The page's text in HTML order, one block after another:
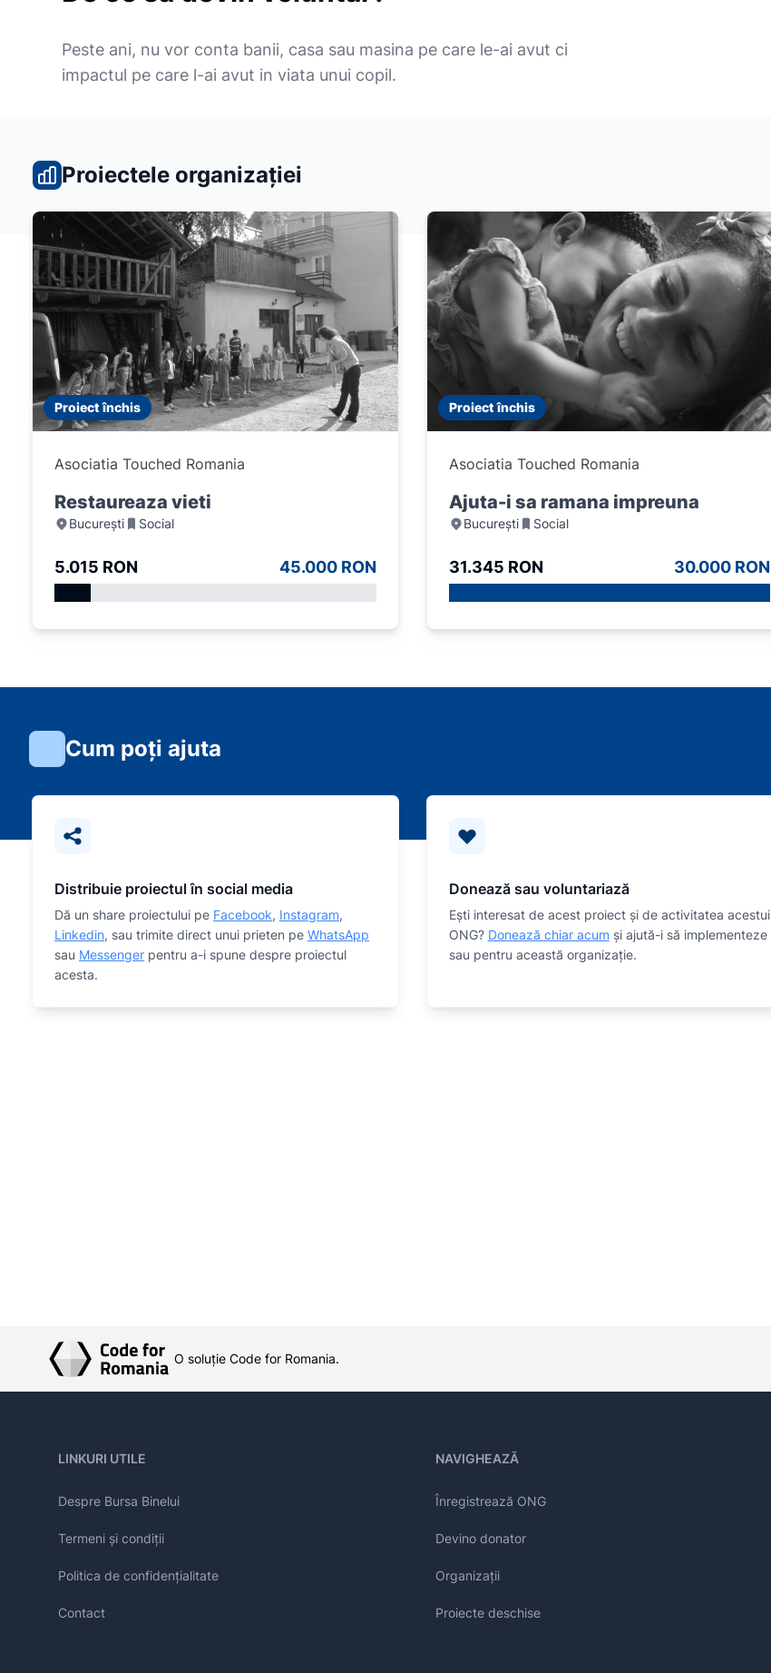
Peste ani, nu vor conta banii, casa sau masina pe care le-ai avut ci
impactul pe care l-ai avut in viata unui copil.
Proiectele organizației
Proiect închis
Asociatia Touched Romania
Restaureaza vieti
București Social
5.015 RON 45.000 RON
Proiect închis
Asociatia Touched Romania
Ajuta-i sa ramana impreuna
București Social
31.345 RON 30.000 RON
Cum poți ajuta
Distribuie proiectul în social media
Dă un share proiectului pe Facebook, Instagram,
Linkedin, sau trimite direct unui prieten pe WhatsApp
sau Messenger pentru a-i spune despre proiectul
acesta.
Donează sau voluntariază
Eşti interesat de acest proiect și de activitatea acestui
ONG? Donează chiar acum și ajută-i să implementeze
sau pentru această organizaţie.
O soluție Code for Romania.
LINKURI UTILE
Despre Bursa Binelui
Termeni și condiții
Politica de confidențialitate
Contact
NAVIGHEAZĂ
Înregistrează ONG
Devino donator
Organizații
Proiecte deschise